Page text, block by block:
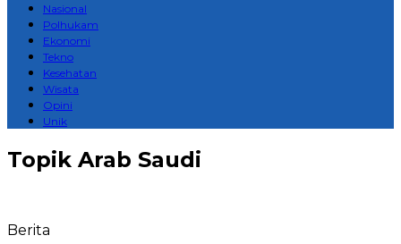
Nasional
Polhukam
Ekonomi
Tekno
Kesehatan
Wisata
Opini
Unik
Topik Arab Saudi
Berita